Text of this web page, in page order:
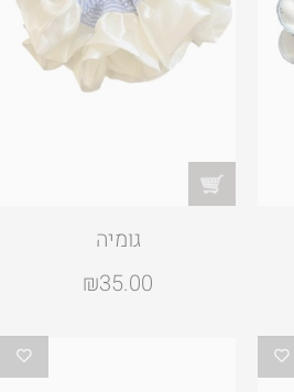
גומיה
₪35.00